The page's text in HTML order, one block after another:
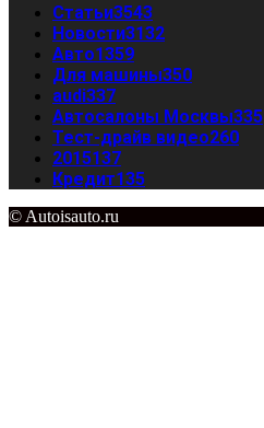
Статьи3543
Новости3132
Авто1359
Для машины350
audi337
Автосалоны Москвы335
Тест-драйв видео260
2015137
Кредит135
© Autoisauto.ru